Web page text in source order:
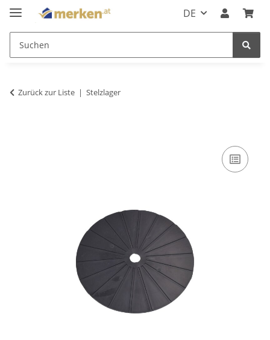
DE
Zurück zur Liste Stelzlager